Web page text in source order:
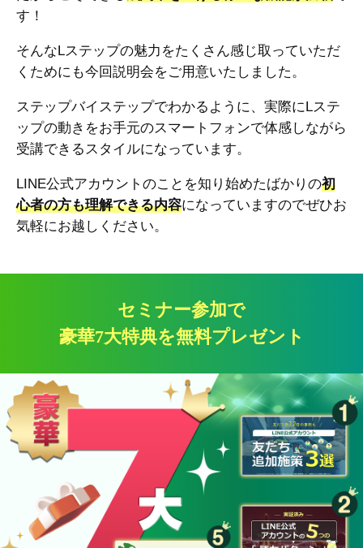
す！
そんなLステップの魅力をたくさん感じ取っていただ
くためにも今回説明会をご用意いたしました。
ステップバイステップでわかるように、実際にLステ
ップの動きをお手元のスマートフォンで体感しながら
受講できるスタイルになっています。
LINE公式アカウントのことを知り始めたばかりの初
心者の方も理解できる内容になっていますのでぜひお
気軽にお越しください。
セミナー参加で
豪華7大特典を無料プレゼント